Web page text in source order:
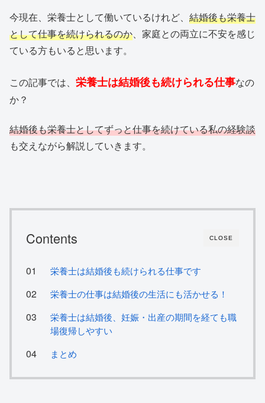
今現在、栄養士として働いているけれど、 結婚後も栄養士
として仕事を続けられるのか 、家庭との両立に不安を感じ
ている方もいると思います。
この記事では、 栄養士は結婚後も続けられる仕事なの
か？
結婚後も栄養士としてずっと仕事を続けている私の経験談
も交えながら解説していきます。
CLOSE
Contents
栄養士は結婚後も続けられる仕事です
栄養士の仕事は結婚後の生活にも活かせる！
栄養士は結婚後、妊娠・出産の期間を経ても職
場復帰しやすい
まとめ